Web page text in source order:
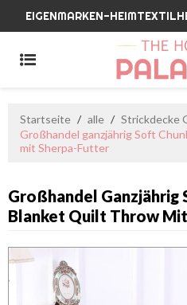
EIGENMARKEN-
Startseite / alle / Strickdecke
Großhandel ganzjährig Soft
mit Sherpa-Futter
Großhandel Ganzjährig
Blanket Quilt Throw